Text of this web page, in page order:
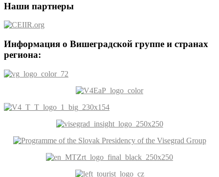
Наши партнеры
Информация о Вишеградской группе и странах
региона: